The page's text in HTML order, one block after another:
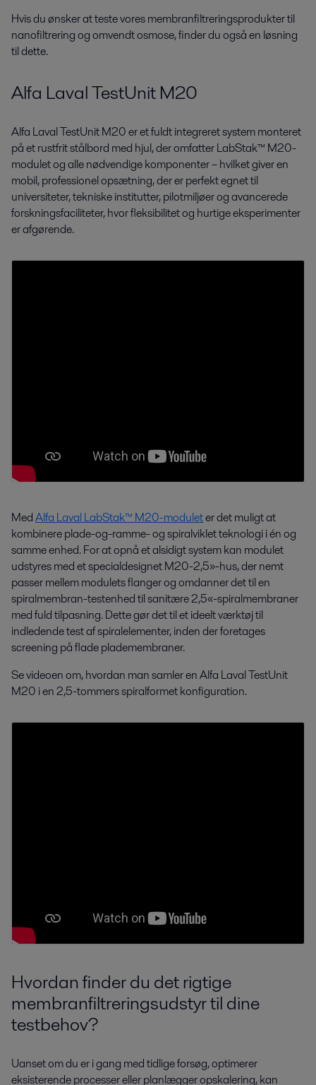
Hvis du ønsker at teste vores membranfiltreringsprodukter til
nanofiltrering og omvendt osmose, finder du også en løsning
til dette.
Alfa Laval TestUnit M20
Alfa Laval TestUnit M20 er et fuldt integreret system monteret
på et rustfrit stålbord med hjul, der omfatter LabStak™ M20-
modulet og alle nødvendige komponenter – hvilket giver en
mobil, professionel opsætning, der er perfekt egnet til
universiteter, tekniske institutter, pilotmiljøer og avancerede
forskningsfaciliteter, hvor fleksibilitet og hurtige eksperimenter
er afgørende.
MedAlfa Laval LabStak™ M20-moduleter det muligt at
kombinere plade-og-ramme- og spiralviklet teknologi i én og
samme enhed. For at opnå et alsidigt system kan modulet
udstyres med et specialdesignet M20-2,5»-hus, der nemt
passer mellem modulets flanger og omdanner det til en
spiralmembran-testenhed til sanitære 2,5«-spiralmembraner
med fuld tilpasning. Dette gør det til et ideelt værktøj til
indledende test af spiralelementer, inden der foretages
screening på flade plademembraner.
Se videoen om, hvordan man samler en Alfa Laval TestUnit
M20 i en 2,5-tommers spiralformet konfiguration.
Hvordan finder du det rigtige
membranfiltreringsudstyr til dine
testbehov?
Uanset om du er i gang med tidlige forsøg, optimerer
eksisterende processer eller planlægger opskalering, kan